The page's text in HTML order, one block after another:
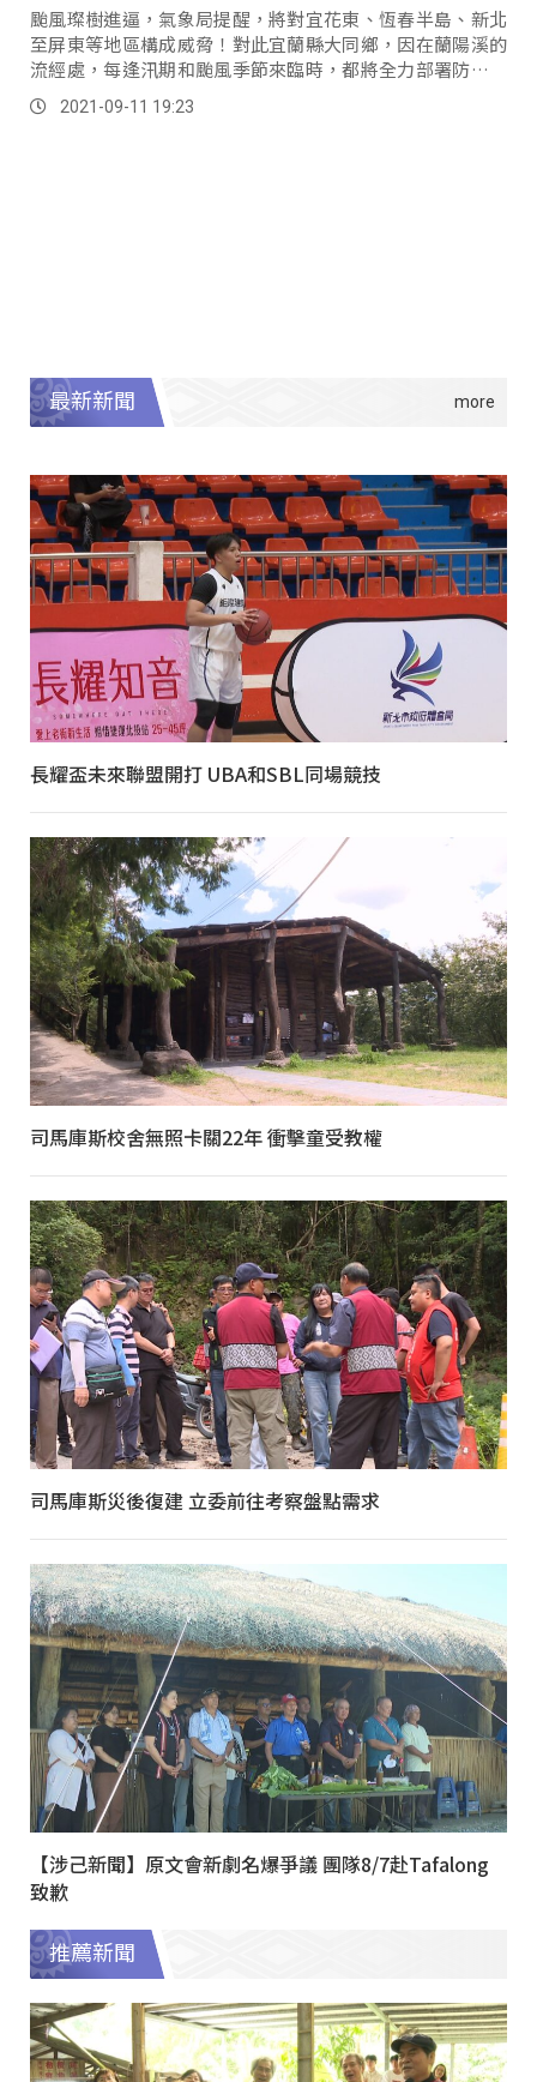
颱風璨樹進逼，氣象局提醒，將對宜花東、恆春半島、新北
至屏東等地區構成威脅！對此宜蘭縣大同鄉，因在蘭陽溪的
流經處，每逢汛期和颱風季節來臨時，都將全力部署防災設
備和人力，防範風雨釀災。
2021-09-11 19:23
最新新聞
長耀盃未來聯盟開打 UBA和SBL同場競技
司馬庫斯校舍無照卡關22年 衝擊童受教權
司馬庫斯災後復建 立委前往考察盤點需求
【涉己新聞】原文會新劇名爆爭議 團隊8/7赴Tafalong
致歉
推薦新聞